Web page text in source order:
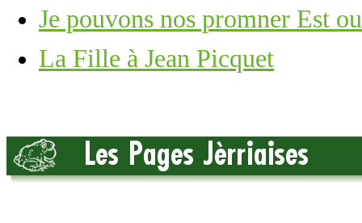
Je pouvons nos promner Est
La Fille à Jean Picquet